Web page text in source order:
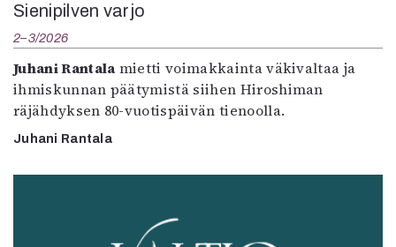
Sienipilven varjo
2–3/2026
Juhani Rantala mietti voimakkainta väkivaltaa ja
ihmiskunnan päätymistä siihen Hiroshiman
räjähdyksen 80-vuotispäivän tienoolla.
Juhani Rantala